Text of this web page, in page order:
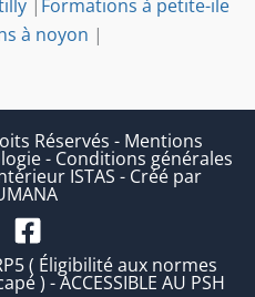
| Formations à petite-ile
à noyon |
Réservés - Mentions
- Conditions générales
ISTAS - Créé par
( Éligibilité aux normes
) - ACCESSIBLE AU PSH